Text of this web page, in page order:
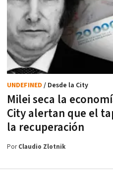
Milei seca la
City alertan que el
la recuperación
UNDEFINED / Desde la City
PorClaudio Zlotnik